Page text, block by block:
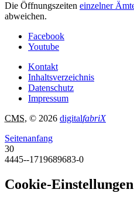
Die Öffnungszeiten einzelner
abweichen.
Facebook
Youtube
Kontakt
Inhaltsverzeichnis
Datenschutz
Impressum
CMS, © 2026 digitalfabriX
Seitenanfang
30
4445--1719689683-0
Cookie-Einstellungen